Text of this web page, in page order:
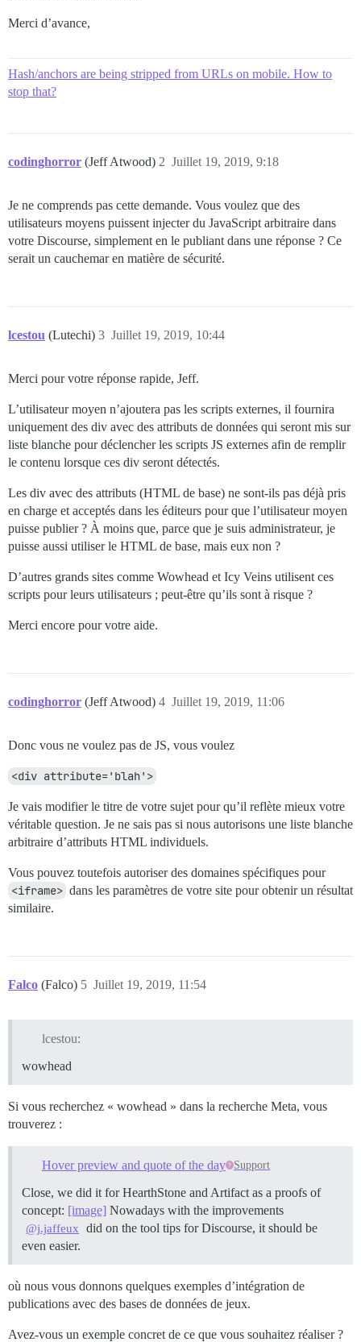
Merci d’avance,
Hash/anchors are being stripped from URLs on mobile. How to
stop that?
codinghorror (Jeff Atwood) Juillet 19, 2019, 9:18
2
Je ne comprends pas cette demande. Vous voulez que des
utilisateurs moyens puissent injecter du JavaScript arbitraire dans
votre Discourse, simplement en le publiant dans une réponse ? Ce
serait un cauchemar en matière de sécurité.
lcestou (Lutechi) Juillet 19, 2019, 10:44
3
Merci pour votre réponse rapide, Jeff.
L’utilisateur moyen n’ajoutera pas les scripts externes, il fournira
uniquement des div avec des attributs de données qui seront mis sur
liste blanche pour déclencher les scripts JS externes afin de remplir
le contenu lorsque ces div seront détectés.
Les div avec des attributs (HTML de base) ne sont-ils pas déjà pris
en charge et acceptés dans les éditeurs pour que l’utilisateur moyen
puisse publier ? À moins que, parce que je suis administrateur, je
puisse aussi utiliser le HTML de base, mais eux non ?
D’autres grands sites comme Wowhead et Icy Veins utilisent ces
scripts pour leurs utilisateurs ; peut-être qu’ils sont à risque ?
Merci encore pour votre aide.
codinghorror (Jeff Atwood) Juillet 19, 2019, 11:06
4
Donc vous ne voulez pas de JS, vous voulez
<div attribute='blah'>
Je vais modifier le titre de votre sujet pour qu’il reflète mieux votre
véritable question. Je ne sais pas si nous autorisons une liste blanche
arbitraire d’attributs HTML individuels.
Vous pouvez toutefois autoriser des domaines spécifiques pour
<iframe> dans les paramètres de votre site pour obtenir un résultat
similaire.
Falco (Falco) Juillet 19, 2019, 11:54
5
lcestou:
wowhead
Si vous recherchez « wowhead » dans la recherche Meta, vous
trouverez :
Hover preview and quote of the day Support
Close, we did it for HearthStone and Artifact as a proofs of
concept: [image] Nowadays with the improvements
@j.jaffeux
did on the tool tips for Discourse, it should be
even easier.
où nous vous donnons quelques exemples d’intégration de
publications avec des bases de données de jeux.
Avez-vous un exemple concret de ce que vous souhaitez réaliser ?